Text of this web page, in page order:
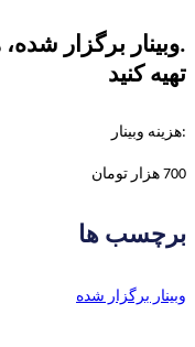
.وبینار برگزار شده،
تهیه کنید
:هزینه وبینار
700 هزار تومان
برچسب ها
وبینار برگزار شده